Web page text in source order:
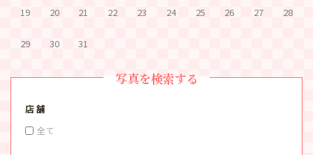
19 20 21 22 23 24 25 26 27 28
29 30 31
写真を検索する
店 舗
全て